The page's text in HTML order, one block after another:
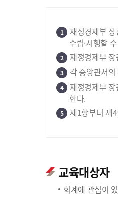
1
재정경제부
수립·시행할
2 재정경제부
3 각 중앙관서
4
재정경제부
한다.
5 제1항부터 제
교육대상자
회계에 관심이